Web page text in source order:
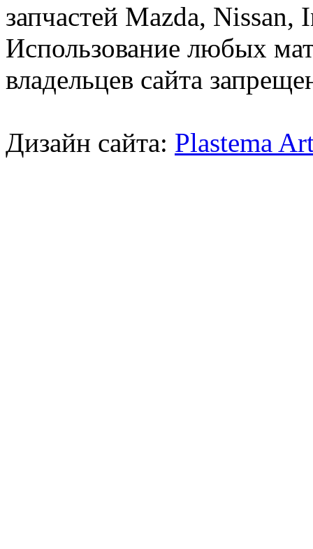
запчастей Mazda,
Использование любых
владельцев сайта
Дизайн сайта: Plastema